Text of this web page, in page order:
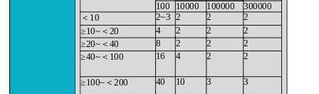
100
10000 100000
300000
＜10
2~3 2 2
2
≥10~＜20
4 2 2
2
≥20~＜40
8 2 2
2
≥40~＜100
16 4 2 2
≥100~＜200 40 10 3 3